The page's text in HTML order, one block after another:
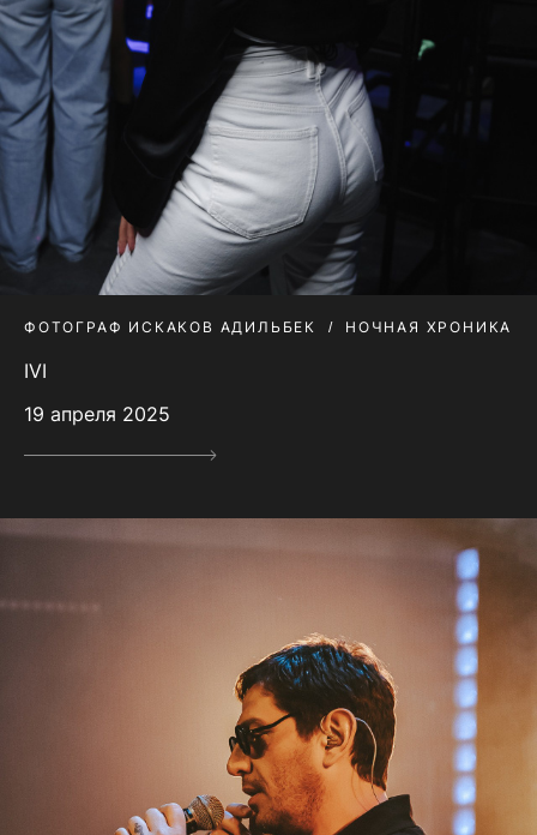
ФОТОГРАФ ИСКАКОВ АДИЛЬБЕК НОЧНАЯ ХРОНИКА
IVI
19 апреля 2025